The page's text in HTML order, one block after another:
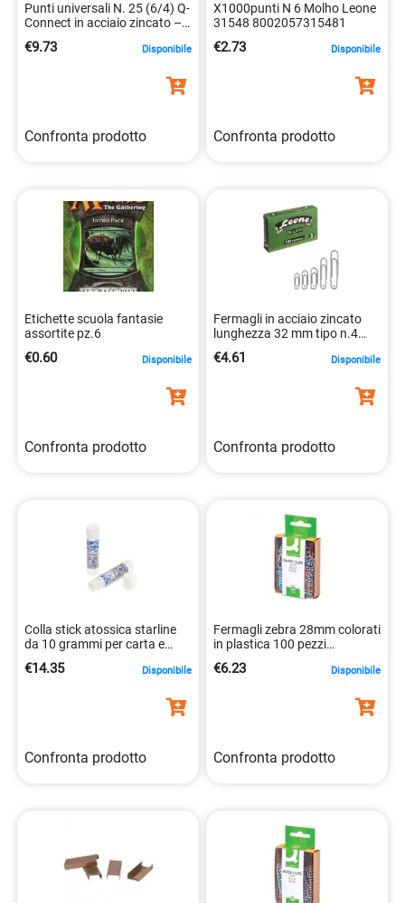
Punti universali N. 25 (6/4) Q-
Connect in acciaio zincato –
KF14382
€9.73 Disponibile
Confronta prodotto
X1000punti N 6 Molho Leone
31548 8002057315481
€2.73 Disponibile
Confronta prodotto
Etichette scuola fantasie
assortite pz.6
€0.60 Disponibile
Confronta prodotto
Fermagli in acciaio zincato
lunghezza 32 mm tipo n.4
€4.61 Disponibile
Confronta prodotto
Colla stick atossica starline
da 10 grammi per carta e
€14.35 Disponibile
Confronta prodotto
Fermagli zebra 28mm colorati
in plastica 100 pezzi
€6.23 Disponibile
Confronta prodotto